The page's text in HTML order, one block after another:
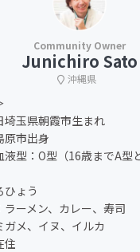
Junichiro Sato
沖縄県
埼玉県朝霞市生まれ
原市出身
液型：O型（16歳までA型
ひょう
ーメン、カレー、寿司
メ、イヌ、イルカ
住